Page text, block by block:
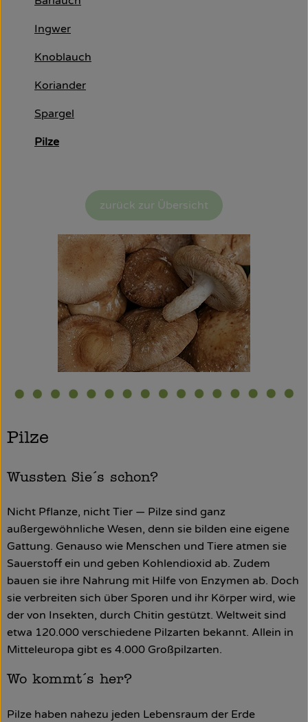
Tiefkühlprodukte
Firmenkunden
Schulen & Kitas
So geht’s
Über uns
Blog
Ingwer
Knoblauch
Koriander
Spargel
Pilze
zurück zur Übersicht
Pilze
Wussten Sie´s schon?
Nicht Pflanze, nicht Tier — Pilze sind ganz
außergewöhnliche Wesen, denn sie bilden eine eigene
Gattung. Genauso wie Menschen und Tiere atmen sie
Sauerstoff ein und geben Kohlendioxid ab. Zudem
bauen sie ihre Nahrung mit Hilfe von Enzymen ab. Doch
sie verbreiten sich über Sporen und ihr Körper wird, wie
der von Insekten, durch Chitin gestützt. Weltweit sind
etwa 120.000 verschiedene Pilzarten bekannt. Allein in
Mitteleuropa gibt es 4.000 Großpilzarten.
Wo kommt´s her?
Pilze haben nahezu jeden Lebensraum der Erde